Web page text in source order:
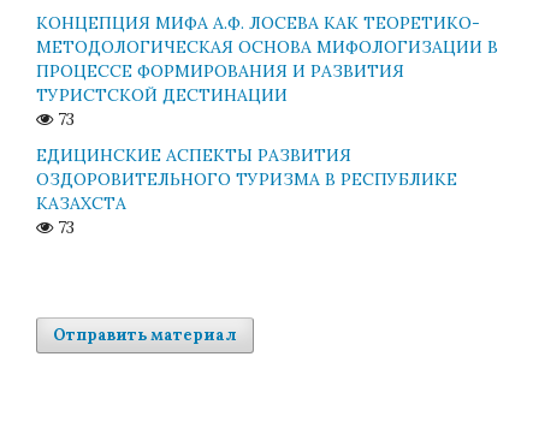
КОНЦЕПЦИЯ МИФА А.Ф. ЛОСЕВА КАК ТЕОРЕТИКО-
МЕТОДОЛОГИЧЕСКАЯ ОСНОВА МИФОЛОГИЗАЦИИ В
ПРОЦЕССЕ ФОРМИРОВАНИЯ И РАЗВИТИЯ
ТУРИСТСКОЙ ДЕСТИНАЦИИ
73
ЕДИЦИНСКИЕ АСПЕКТЫ РАЗВИТИЯ
ОЗДОРОВИТЕЛЬНОГО ТУРИЗМА В РЕСПУБЛИКЕ
КАЗАХСТА
73
Отправить материал